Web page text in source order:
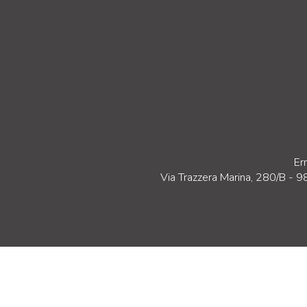
Via Trazzera Marina, 280/B -